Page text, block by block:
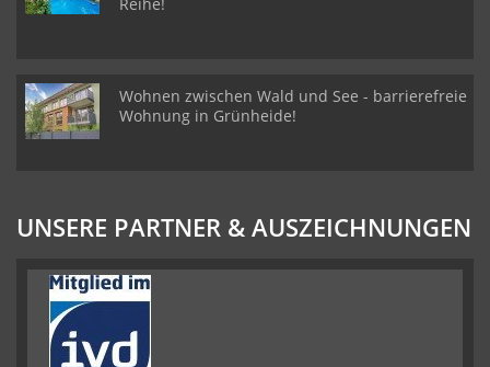
Wohnen zwischen Wald und See - barrierefreie
Wohnung in Grünheide!
UNSERE PARTNER & AUSZEICHNUNGEN